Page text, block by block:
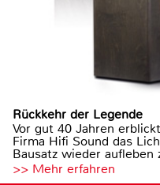
Rückkehr der Legende
Vor gut 40 Jahren
Firma Hifi Sound das
Bausatz wieder aufleben
>> Mehr erfahren